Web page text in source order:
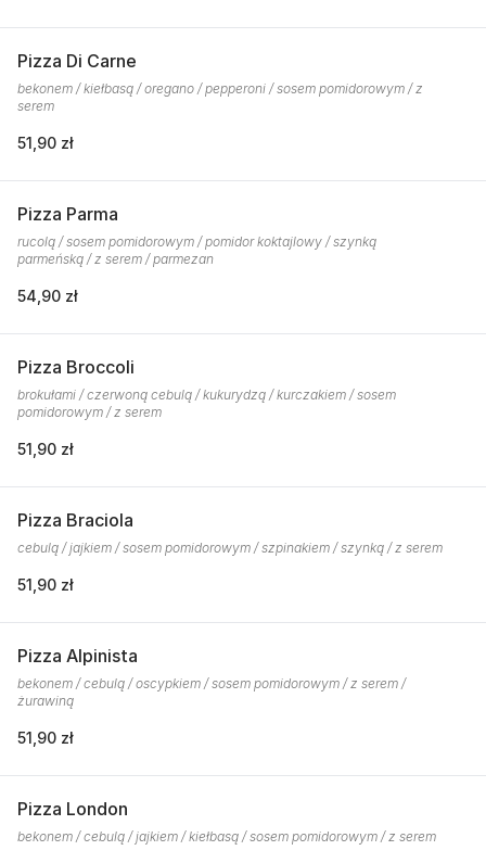
Pizza Di Carne
bekonem / kiełbasą / oregano / pepperoni / sosem pomidorowym / z
serem
51,90 zł
Pizza Parma
rucolą / sosem pomidorowym / pomidor koktajlowy / szynką
parmeńską / z serem / parmezan
54,90 zł
Pizza Broccoli
brokułami / czerwoną cebulą / kukurydzą / kurczakiem / sosem
pomidorowym / z serem
51,90 zł
Pizza Braciola
cebulą / jajkiem / sosem pomidorowym / szpinakiem / szynką / z serem
51,90 zł
Pizza Alpinista
bekonem / cebulą / oscypkiem / sosem pomidorowym / z serem /
żurawiną
51,90 zł
Pizza London
bekonem / cebulą / jajkiem / kiełbasą / sosem pomidorowym / z serem